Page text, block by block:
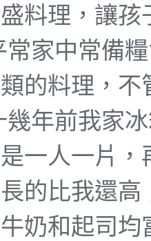
料理，讓
家中常備
的料理，
年前我家
一人一片
的比我還
奶和起司